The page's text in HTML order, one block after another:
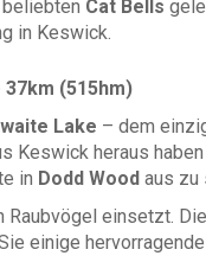
Cat Bells
in Keswick.
(515hm)
Lake – dem
Keswick heraus
in Dodd Wood aus zu
einsetzt.
einige